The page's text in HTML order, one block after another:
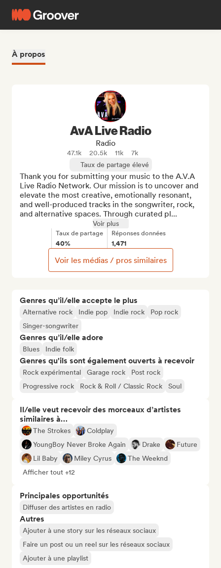
À propos
Genres qu’il/elle accepte le plus
Alternative rock Indie pop Indie rock
Pop rock
Singer-songwriter
Genres qu’il/elle adore
Blues Indie folk
Genres qu'ils sont également ouverts à recevoir
Rock expérimental Garage rock
Post rock
Progressive rock
Rock & Roll / Classic Rock Soul
Il/elle veut recevoir des morceaux d’artistes
similaires à…
The Strokes
Coldplay
YoungBoy Never Broke Again
Drake
Future
Lil Baby
Miley Cyrus
The Weeknd
Afficher tout +12
Principales opportunités
Diffuser des artistes en radio
Autres
Ajouter à une story sur les réseaux sociaux
Faire un post ou un reel sur les réseaux sociaux
Ajouter à une playlist
AvA Live Radio
Radio
47.1k 20.5k 11k
7k
Taux de partage élevé
Thank you for submitting your music to the A.V.A
Live Radio Network. Our mission is to uncover and
elevate the most creative, emotionally resonant,
and well-produced tracks in the songwriter, rock,
and alternative spaces. Through curated pl...
Voir plus
Taux de partage
40%
Réponses données
1,471
Voir les médias / pros similaires